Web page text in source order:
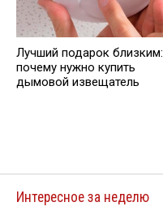
Лучший подарок близким:
почему нужно купить
дымовой извещатель
Интересное за неделю